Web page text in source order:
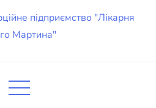
"Лікарня Святого